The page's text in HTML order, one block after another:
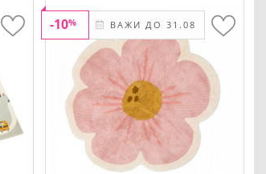
ВАЖИ ДО 31.08
-10%